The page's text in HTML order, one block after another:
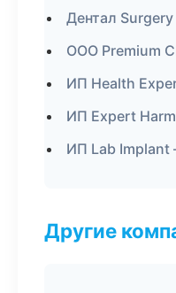
Дентал
ООО Premium
ИП Health
ИП Expert
ИП Lab
Другие